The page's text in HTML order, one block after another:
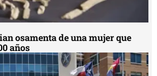
osamenta de una mujer que
años